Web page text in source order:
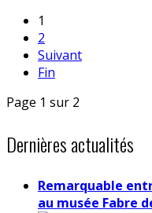
1
2
Suivant
Fin
Page 1 sur 2
Dernières actualités
Remarquable
au musée Fabre